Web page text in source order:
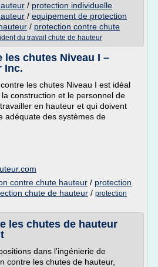
/ protection individuelle
/ equipement de protection
/ protection contre chute
du travail chute de hauteur
les chutes Niveau I –
Inc.
les chutes Niveau I est idéal
construction et le personnel de
en hauteur et qui doivent
adéquate des systèmes de
contre chute hauteur / protection
chute de hauteur / protection
les chutes de hauteur
dans l'ingénierie de
contre les chutes de hauteur,